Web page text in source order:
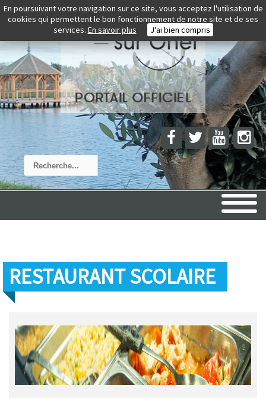
Rechercher
RESTAURANT SCOLAIRE
En poursuivant votre navigation sur ce site, vous acceptez l'utilisation de
cookies qui permettent le bon fonctionnement de notre site et de ses
services. En savoir plus J'ai bien compris